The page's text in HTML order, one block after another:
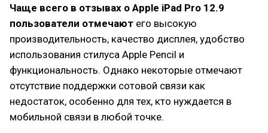
Чаще всего в отзывах о Apple iPad Pro 12.9
пользователи отмечают его высокую
производительность, качество дисплея, удобство
использования стилуса Apple Pencil и
функциональность. Однако некоторые отмечают
отсутствие поддержки сотовой связи как
недостаток, особенно для тех, кто нуждается в
мобильной связи в любой точке.